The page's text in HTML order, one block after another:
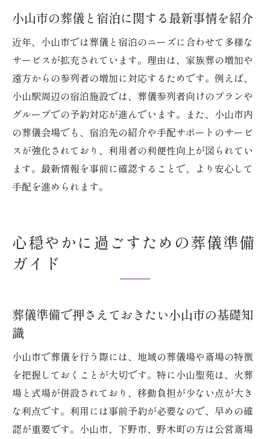
小山市の葬儀と宿泊に関する最新事情を紹介
近年、小山市では葬儀と宿泊のニーズに合わせて多様な
サービスが拡充されています。理由は、家族葬の増加や
遠方からの参列者の増加に対応するためです。例えば、
小山駅周辺の宿泊施設では、葬儀参列者向けのプランや
グループでの予約対応が進んでいます。また、小山市内
の葬儀会場でも、宿泊先の紹介や手配サポートのサービ
スが強化されており、利用者の利便性向上が図られてい
ます。最新情報を事前に確認することで、より安心して
手配を進められます。
心穏やかに過ごすための葬儀準備
ガイド
葬儀準備で押さえておきたい小山市の基礎知
識
小山市で葬儀を行う際には、地域の葬儀場や斎場の特徴
を把握しておくことが大切です。特に小山聖苑は、火葬
場と式場が併設されており、移動負担が少ない点が大き
な利点です。利用には事前予約が必要なので、早めの確
認が重要です。小山市、下野市、野木町の方は公営斎場